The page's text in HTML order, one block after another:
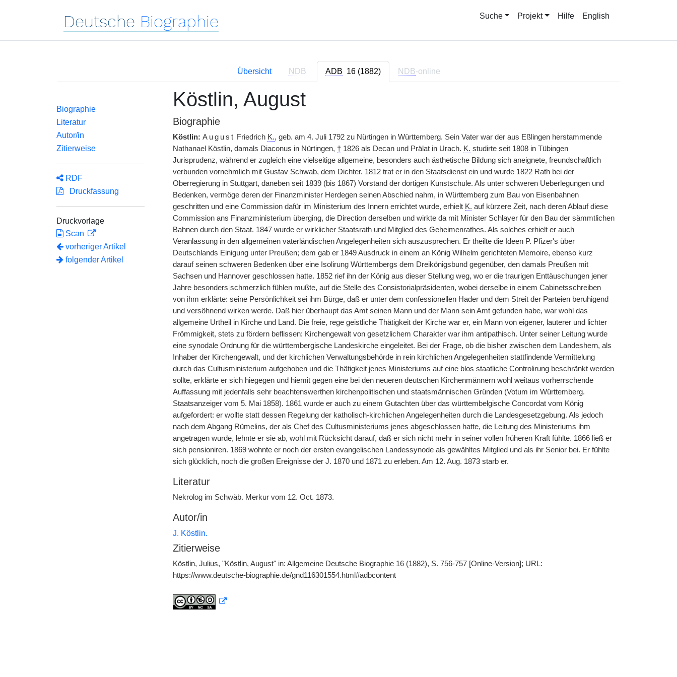
Deutsche Biographie Suche Projekt Hilfe English
Übersicht NDB ADB 16 (1882) NDB-online
Biographie
Literatur
Autor/in
Zitierweise
RDF
Druckfassung
Druckvorlage
Scan
vorheriger Artikel
folgender Artikel
Köstlin, August
Biographie
Köstlin: August Friedrich K., geb. am 4. Juli 1792 zu Nürtingen in Württemberg. Sein Vater war der aus Eßlingen herstammende
Nathanael Köstlin, damals Diaconus in Nürtingen, †1826 als Decan und Prälat in Urach. K. studirte seit 1808 in Tübingen
Jurisprudenz, während er zugleich eine vielseitige allgemeine, besonders auch ästhetische Bildung sich aneignete, freundschaftlich
verbunden vornehmlich mit Gustav Schwab, dem Dichter. 1812 trat er in den Staatsdienst ein und wurde 1822 Rath bei der
Oberregierung in Stuttgart, daneben seit 1839 (bis 1867) Vorstand der dortigen Kunstschule. Als unter schweren Ueberlegungen und
Bedenken, vermöge deren der Finanzminister Herdegen seinen Abschied nahm, in Württemberg zum Bau von Eisenbahnen
geschritten und eine Commission dafür im Ministerium des Innern errichtet wurde, erhielt K. auf kürzere Zeit, nach deren Ablauf diese
Commission ans Finanzministerium überging, die Direction derselben und wirkte da mit Minister Schlayer für den Bau der sämmtlichen
Bahnen durch den Staat. 1847 wurde er wirklicher Staatsrath und Mitglied des Geheimenrathes. Als solches erhielt er auch
Veranlassung in den allgemeinen vaterländischen Angelegenheiten sich auszusprechen. Er theilte die Ideen P. Pfizer's über
Deutschlands Einigung unter Preußen; dem gab er 1849 Ausdruck in einem an König Wilhelm gerichteten Memoire, ebenso kurz
darauf seinen schweren Bedenken über eine Isolirung Württembergs dem Dreikönigsbund gegenüber, den damals Preußen mit
Sachsen und Hannover geschlossen hatte. 1852 rief ihn der König aus dieser Stellung weg, wo er die traurigen Enttäuschungen jener
Jahre besonders schmerzlich fühlen mußte, auf die Stelle des Consistorialpräsidenten, wobei derselbe in einem Cabinetsschreiben
von ihm erklärte: seine Persönlichkeit sei ihm Bürge, daß er unter dem confessionellen Hader und dem Streit der Parteien beruhigend
und versöhnend wirken werde. Daß hier überhaupt das Amt seinen Mann und der Mann sein Amt gefunden habe, war wohl das
allgemeine Urtheil in Kirche und Land. Die freie, rege geistliche Thätigkeit der Kirche war er, ein Mann von eigener, lauterer und lichter
Frömmigkeit, stets zu fördern beflissen: Kirchengewalt von gesetzlichem Charakter war ihm antipathisch. Unter seiner Leitung wurde
eine synodale Ordnung für die württembergische Landeskirche eingeleitet. Bei der Frage, ob die bisher zwischen dem Landeshern, als
Inhaber der Kirchengewalt, und der kirchlichen Verwaltungsbehörde in rein kirchlichen Angelegenheiten stattfindende Vermittelung
durch das Cultusministerium aufgehoben und die Thätigkeit jenes Ministeriums auf eine blos staatliche Controlirung beschränkt werden
sollte, erklärte er sich hiegegen und hiemit gegen eine bei den neueren deutschen Kirchenmännern wohl weitaus vorherrschende
Auffassung mit jedenfalls sehr beachtenswerthen kirchenpolitischen und staatsmännischen Gründen (Votum im Württemberg.
Staatsanzeiger vom 5. Mai 1858). 1861 wurde er auch zu einem Gutachten über das württembelgische Concordat vom König
aufgefordert: er wollte statt dessen Regelung der katholisch-kirchlichen Angelegenheiten durch die Landesgesetzgebung. Als jedoch
nach dem Abgang Rümelins, der als Chef des Cultusministeriums jenes abgeschlossen hatte, die Leitung des Ministeriums ihm
angetragen wurde, lehnte er sie ab, wohl mit Rücksicht darauf, daß er sich nicht mehr in seiner vollen früheren Kraft fühlte. 1866 ließ er
sich pensioniren. 1869 wohnte er noch der ersten evangelischen Landessynode als gewähltes Mitglied und als ihr Senior bei. Er fühlte
sich glücklich, noch die großen Ereignisse der J. 1870 und 1871 zu erleben. Am 12. Aug. 1873 starb er.
Literatur
Nekrolog im Schwäb. Merkur vom 12. Oct. 1873.
Autor/in
J. Köstlin.
Zitierweise
Köstlin, Julius, "Köstlin, August" in: Allgemeine Deutsche Biographie 16 (1882), S. 756-757 [Online-Version]; URL:
https://www.deutsche-biographie.de/gnd116301554.html#adbcontent